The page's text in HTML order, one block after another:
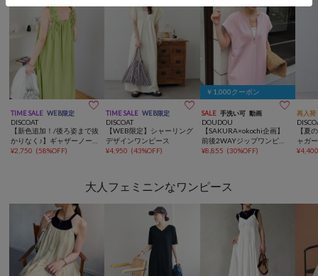
TIME SALE WEB限定 
DISCOAT
【新色追加！/後ろ姿まで抜
かりなく♪】ギャザーノー
スリワンピース《WEB限
¥2,750 (58%OFF)
TIME SALE WEB限定 
DISCOAT
【WEB限定】シャーリング
デザインワンピース
¥4,950 (43%OFF)
￥1,000クーポン
SALE 手洗い可 動画 
DOUDOU
【SAKURA×okochi企画】
前後2WAYジップワンピー
ス
¥8,855 (30%OFF)
再入荷
【夏
ャガ
ース
¥
大人フェミニンなワンピース